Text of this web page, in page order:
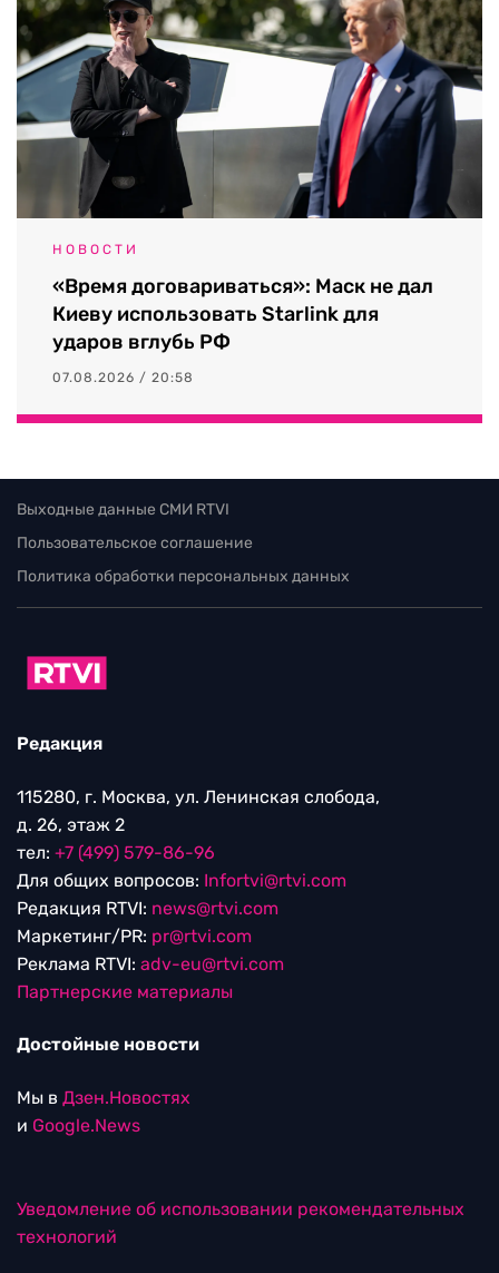
НОВОСТИ
«Время договариваться»: Маск не дал
Киеву использовать Starlink для
ударов вглубь РФ
07.08.2026 / 20:58
Выходные данные СМИ RTVI
Пользовательское соглашение
Политика обработки персональных данных
Редакция
115280, г. Москва, ул. Ленинская слобода,
д. 26, этаж 2
тел: +7 (499) 579-86-96
Для общих вопросов: Infortvi@rtvi.com
Редакция RTVI: news@rtvi.com
Маркетинг/PR: pr@rtvi.com
Реклама RTVI: adv-eu@rtvi.com
Партнерские материалы
Достойные новости
Мы в Дзен.Новостях
и Google.News
Уведомление об использовании рекомендательных
технологий